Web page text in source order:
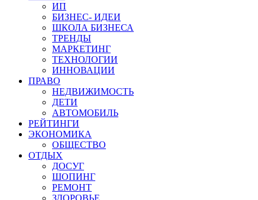
ИП
БИЗНЕС- ИДЕИ
ШКОЛА БИЗНЕСА
ТРЕНДЫ
МАРКЕТИНГ
ТЕХНОЛОГИИ
ИННОВАЦИИ
ПРАВО
НЕДВИЖИМОСТЬ
ДЕТИ
АВТОМОБИЛЬ
РЕЙТИНГИ
ЭКОНОМИКА
ОБЩЕСТВО
ОТДЫХ
ДОСУГ
ШОПИНГ
РЕМОНТ
ЗДОРОВЬЕ